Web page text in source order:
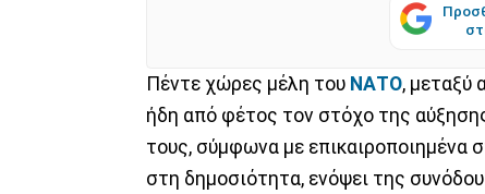
Πέντε χώρες μέλη του ΝΑΤΟ, μεταξύ
ήδη από φέτος τον στόχο της
τους, σύμφωνα με επικαιροποιημένα
στη δημοσιότητα, ενόψει της